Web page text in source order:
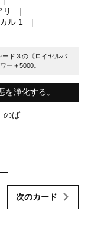
ル 1
ード３の《ロイヤルパ
ー＋5000。
浄化する。
のば
次のカード